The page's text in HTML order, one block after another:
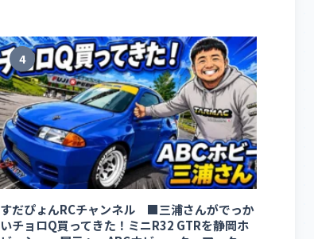
4
すだぴょんRCチャンネル ■三浦さんがでっか
いチョロQ買ってきた！ミニR32 GTRを静岡ホ